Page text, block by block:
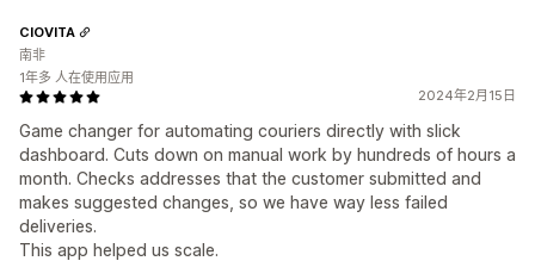
2024年2月15日
Game changer for automating couriers directly with slick
dashboard. Cuts down on manual work by hundreds of hours a
month. Checks addresses that the customer submitted and
makes suggested changes, so we have way less failed
deliveries.
This app helped us scale.
CIOVITA
南非
1年多 人在使用应用